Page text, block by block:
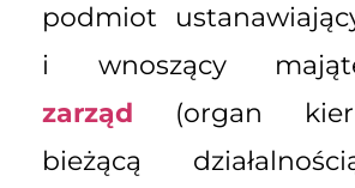
podmiot
i wnoszący
zarząd
(organ
bieżącą